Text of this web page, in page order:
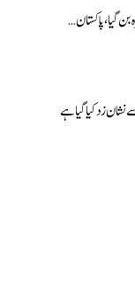
گیا، پاکستان …
نشان زد کیا گیا ہے